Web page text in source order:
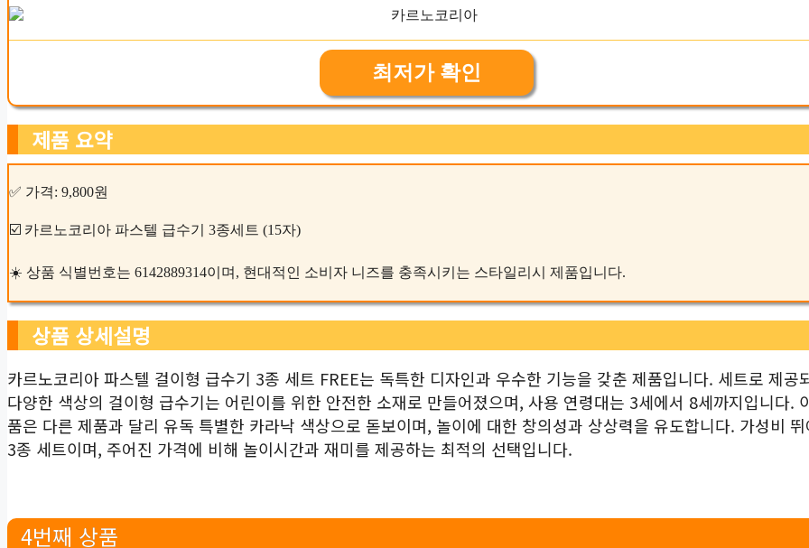
최저가 확인
제품 요약
✅ 가격: 9,800원
☑️ 카르노코리아 파스텔 급수기 3종세트 (15자)
☀️ 상품 식별번호는 6142889314이며, 현대적인 소비자 니즈를 충족시키는 스타일리시 제품입니다.
상품 상세설명
카르노코리아 파스텔 걸이형 급수기 3종 세트 FREE는 독특한 디자인과 우수한 기능을 갖춘 제품입니다. 세트로 제공
다양한 색상의 걸이형 급수기는 어린이를 위한 안전한 소재로 만들어졌으며, 사용 연령대는 3세에서 8세까지입니다.
품은 다른 제품과 달리 유독 특별한 카라낙 색상으로 돋보이며, 놀이에 대한 창의성과 상상력을 유도합니다. 가성비 뛰
3종 세트이며, 주어진 가격에 비해 놀이시간과 재미를 제공하는 최적의 선택입니다.
4번째 상품